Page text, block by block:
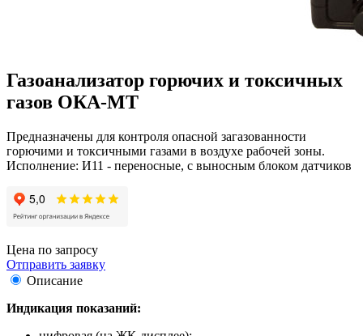
Газоанализатор горючих и токсичных
газов ОКА-МТ
Предназначены для контроля опасной загазованности
горючими и токсичными газами в воздухе рабочей зоны.
Исполнение: И11 - переносные, с выносным блоком датчиков
Цена по запросу
Отправить заявку
Описание
Индикация показаний: